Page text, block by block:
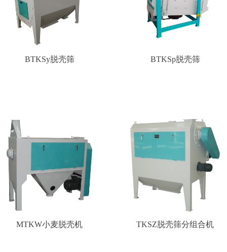
BTKSy脱壳筛 BTKSp脱壳筛
MTKW小麦脱壳机 TKSZ脱壳筛分组合机